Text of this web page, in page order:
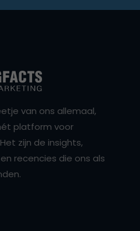
van ons allemaal,
platform voor
zijn de insights,
recencies die ons als